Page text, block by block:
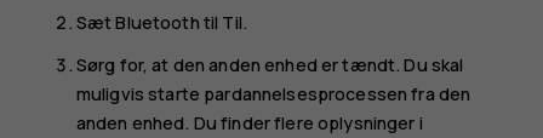
SætBluetooth til Til.
Sørg for, at den anden enhed er tændt. Du skal
muligvis starte pardannelsesprocessen fra den
anden enhed. Du finder flere oplysninger i